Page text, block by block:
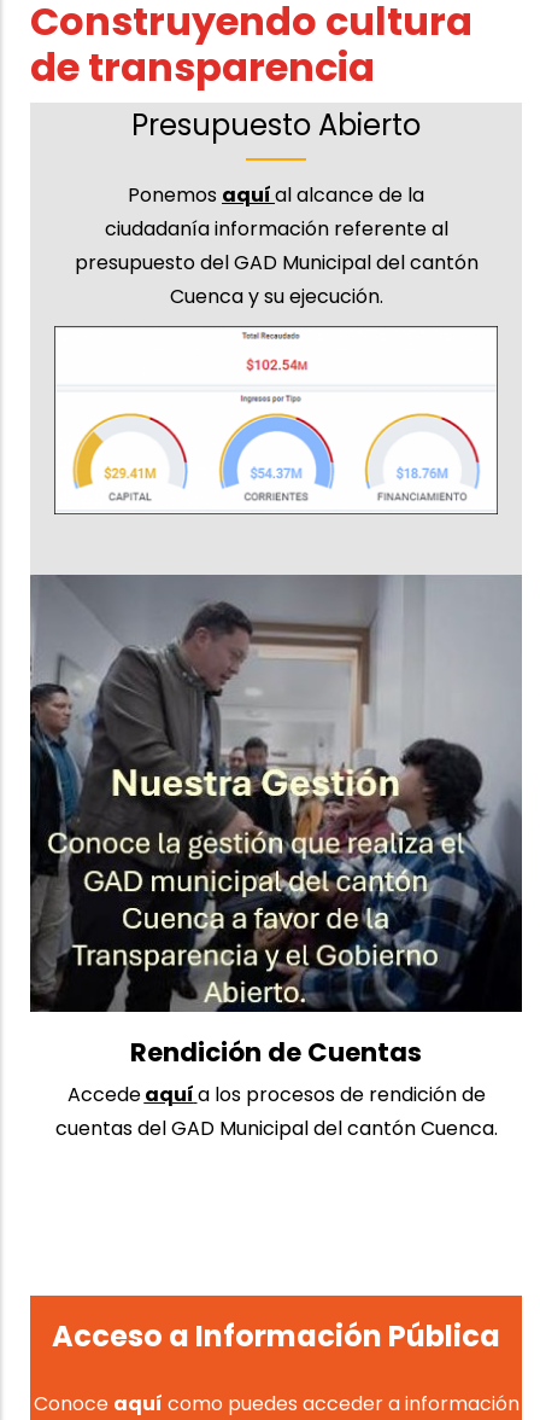
Construyendo cultura
de transparencia
Presupuesto Abierto
Ponemos aquíal alcance de la
ciudadanía información referente al
presupuesto del GAD Municipal del cantón
Cuenca y su ejecución.
Rendición de Cuentas
Accedeaquía los procesos de rendición de
cuentas del GAD Municipal del cantón Cuenca.
Acceso a Información Pública
Conoce aquí como puedes acceder a información